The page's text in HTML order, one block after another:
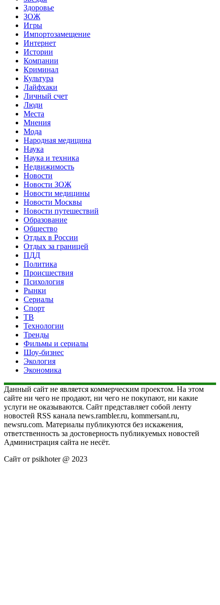
Здоровье
ЗОЖ
Игры
Импортозамещение
Интернет
Истории
Компании
Криминал
Культура
Лайфхаки
Личный счет
Люди
Места
Мнения
Мода
Народная медицина
Наука
Наука и техника
Недвижимость
Новости
Новости ЗОЖ
Новости медицины
Новости Москвы
Новости путешествий
Образование
Общество
Отдых в России
Отдых за границей
ПДД
Политика
Происшествия
Психология
Рынки
Сериалы
Спорт
ТВ
Технологии
Тренды
Фильмы и сериалы
Шоу-бизнес
Экология
Экономика
Данный сайт не является коммерческим проектом. На этом
сайте ни чего не продают, ни чего не покупают, ни какие
услуги не оказываются. Сайт представляет собой ленту
новостей RSS канала news.rambler.ru, kommersant.ru,
newsru.com. Материалы публикуются без искажения,
ответственность за достоверность публикуемых новостей
Администрация сайта не несёт.
Сайт от psikhoter @ 2023